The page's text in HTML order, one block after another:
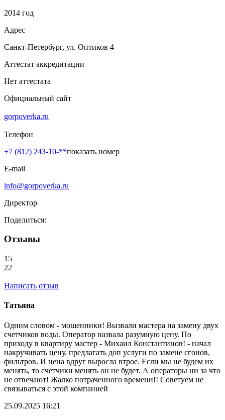
2014 год
Адрес
Санкт-Петербург, ул. Оптиков 4
Аттестат аккредитации
Нет аттестата
Официальный сайт
gorpoverka.ru
Телефон
+7 (812) 243-10-**показать номер
E-mail
info@gorpoverka.ru
Директор
Поделиться:
Отзывы
15
22
Написать отзыв
Татьяна
Одним словом - мошенники! Вызвали мастера на замену двух
счетчиков воды. Оператор назвала разумную цену. По
приходу в квартиру мастер - Михаил Константинов! - начал
накручивать цену, предлагать доп услуги по замене сгонов,
фильтров. И цена вдруг выросла втрое. Если мы не будем их
менять, то счетчики менять он не будет. А операторы ни за что
не отвечают! Жалко потраченного времени!! Советуем не
связываться с этой компанией
25.09.2025 16:21